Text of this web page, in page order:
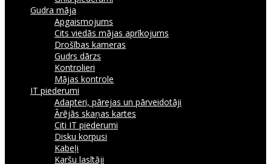
Gudra māja
Apgaismojums
Cits viedās mājas aprīkojums
Drošības kameras
Gudrs dārzs
Kontrolieri
Mājas kontrole
IT piederumi
Adapteri, pārejas un pārveidotāji
Ārējās skaņas kartes
Citi IT piederumi
Disku korpusi
Kabeļi
Karšu lasītāji